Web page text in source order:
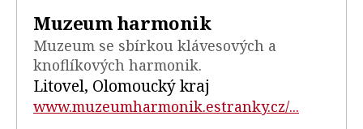
Muzeum harmonik
Muzeum se sbírkou klávesových a
knoflíkových harmonik.
Litovel, Olomoucký kraj
www.muzeumharmonik.estranky.cz/...